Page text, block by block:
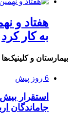
هفتاد و
به کار کرد
بیمارستان و کلینیک‌ها
6 روز پیش
استقرار
جاماندگان